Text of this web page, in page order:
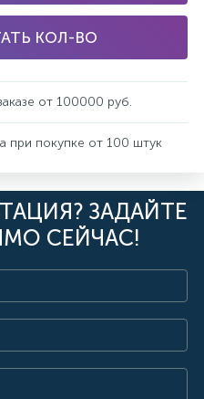
КОЛ-ВО
от 100000 руб.
при покупке от 100 штук
ЗАДАЙТЕ
СЕЙЧАС!